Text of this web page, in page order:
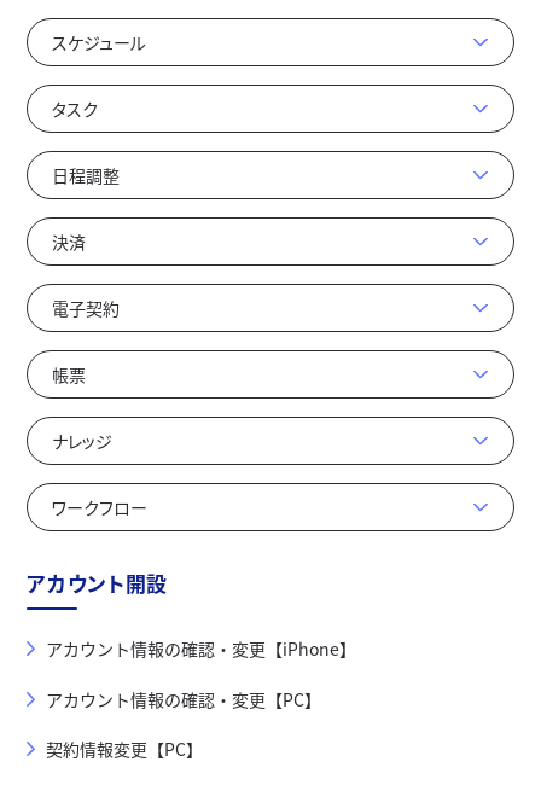
スケジュール
タスク
日程調整
決済
電子契約
帳票
ナレッジ
ワークフロー
アカウント開設
アカウント情報の確認・変更【iPhone】
アカウント情報の確認・変更【PC】
契約情報変更【PC】